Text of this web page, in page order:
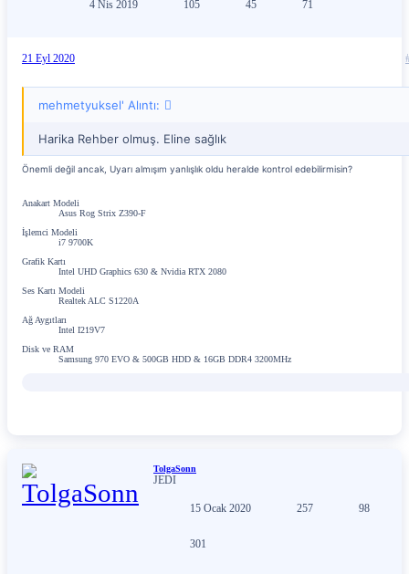
4 Nis 2019 105 45 71
21 Eyl 2020
mehmetyuksel' Alıntı:
Harika Rehber olmuş. Eline sağlık
Önemli değil ancak, Uyarı almışım yanlışlık oldu heralde kontrol edebilirmisin?
Anakart Modeli
Asus Rog Strix Z390-F
İşlemci Modeli
i7 9700K
Grafik Kartı
Intel UHD Graphics 630 & Nvidia RTX 2080
Ses Kartı Modeli
Realtek ALC S1220A
Ağ Aygıtları
Intel I219V7
Disk ve RAM
Samsung 970 EVO & 500GB HDD & 16GB DDR4 3200MHz
TolgaSonn
JEDI
15 Ocak 2020 257 98
301